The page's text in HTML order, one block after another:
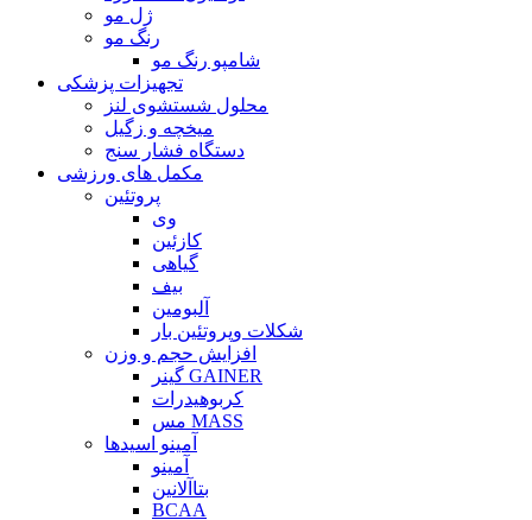
ژل مو
رنگ مو
شامپو رنگ مو
تجهیزات پزشکی
محلول شستشوی لنز
میخچه و زگیل
دستگاه فشار سنج
مکمل های ورزشی
پروتئین
وی
کازئین
گیاهی
بیف
آلبومین
شکلات وپروتئین بار
افزایش حجم و وزن
گینر GAINER
کربوهیدرات
مس MASS
آمینو اسیدها
آمینو
بتاآلانین
BCAA